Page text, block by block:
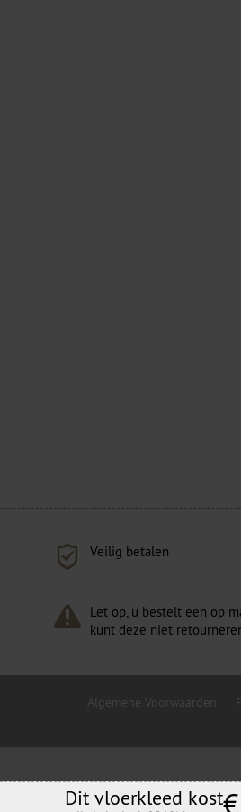
Dit vloerkleed kost€
Veilig betalen
Let op, u bestelt een op
kunt deze niet
Algemene Voorwaarden